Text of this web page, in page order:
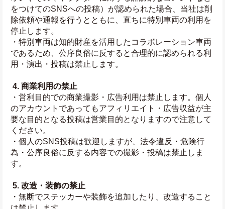
をつけてのSNSへの投稿）が認められた場合、当社は削
除依頼や通報を行うとともに、直ちに特別車両の利用を
停止します。
・特別車両は知的財産を活用したコラボレーション車両
であるため、公序良俗に反すると合理的に認められる利
用・演出・投稿は禁止します。
4. 商業利用の禁止
・営利目的での商業撮影・広告利用は禁止します。個人
のアカウントであってもアフィリエイト・広告収益が主
要な目的となる投稿は営業目的となりますので注意して
ください。
・個人のSNS投稿は歓迎しますが、法令違反・危険行
為・公序良俗に反する内容での撮影・投稿は禁止しま
す。
5. 改造・装飾の禁止
・無断でステッカーや装飾を追加したり、改造すること